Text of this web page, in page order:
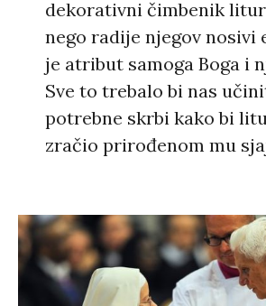
dekorativni čimbenik
nego radije njegov nosivi
je atribut samoga Boga i
Sve to trebalo bi nas
potrebne skrbi kako bi
zračio prirođenom mu